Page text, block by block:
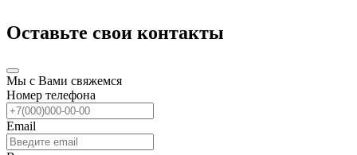
Оставьте свои контакты
Мы с Вами свяжемся
Номер телефона
Email